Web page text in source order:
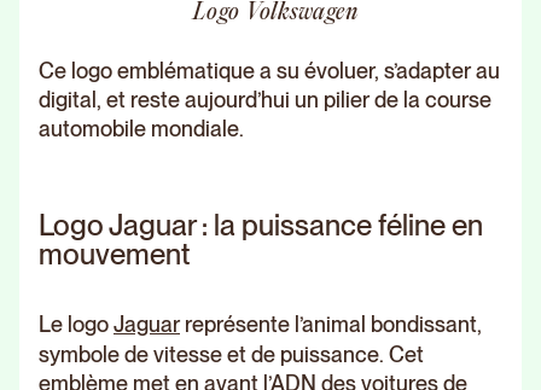
Logo Volkswagen
Ce logo emblématique a su évoluer, s’adapter au
digital, et reste aujourd’hui un pilier de la course
automobile mondiale.
Logo Jaguar : la puissance féline en
mouvement
Le logoJaguarreprésente l’animal bondissant,
symbole de vitesse et de puissance. Cet
emblème met en avant l’ADN des voitures de